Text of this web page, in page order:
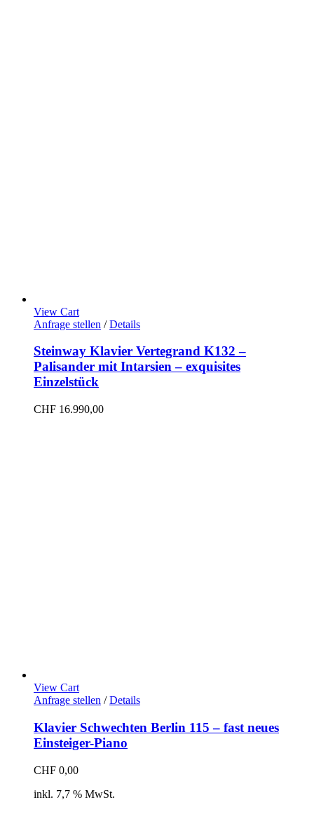
View Cart
Anfrage stellen / Details
Steinway Klavier Vertegrand K132 –
Palisander mit Intarsien – exquisites
Einzelstück
CHF 16.990,00
View Cart
Anfrage stellen / Details
Klavier Schwechten Berlin 115 – fast neues
Einsteiger-Piano
CHF 0,00
inkl. 7,7 % MwSt.